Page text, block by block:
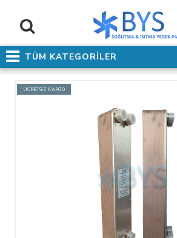
TÜM KATEGORİLER
ÜCRETSİZ KARGO